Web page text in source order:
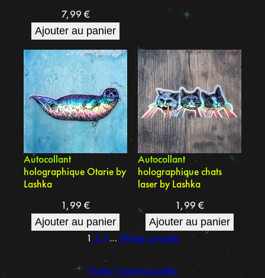
7,99 €
Ajouter au panier
Autocollant
holographique Otarie by
Lashka
1,99€
Ajouter au panier
Autocollant
holographique chats
laser by Lashka
1,99 €
Ajouter au panier
1 2 3 … 5Page suivante
Visiter l’univers Lashka